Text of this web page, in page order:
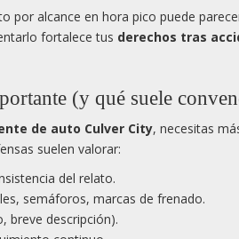
por alcance en hora pico puede
fortalece tus derechos tras
(y qué suele
de auto Culver City, necesitas
suelen valorar:
del relato.
semáforos, marcas de frenado.
breve descripción).